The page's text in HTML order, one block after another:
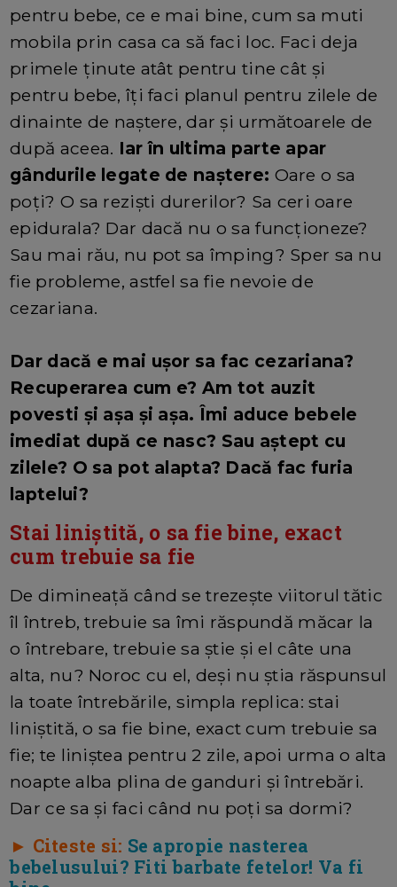
pentru bebe, ce e mai bine, cum sa muti
mobila prin casa ca să faci loc. Faci deja
primele ținute atât pentru tine cât și
pentru bebe, îți faci planul pentru zilele de
dinainte de naștere, dar și următoarele de
după aceea. Iar în ultima parte apar
gândurile legate de naștere: Oare o sa
poți? O sa reziști durerilor? Sa ceri oare
epidurala? Dar dacă nu o sa funcționeze?
Sau mai rău, nu pot sa împing? Sper sa nu
fie probleme, astfel sa fie nevoie de
cezariana.
Dar dacă e mai ușor sa fac cezariana?
Recuperarea cum e? Am tot auzit
povesti și așa și așa. Îmi aduce bebele
imediat după ce nasc? Sau aștept cu
zilele? O sa pot alapta? Dacă fac furia
laptelui?
Stai liniștită, o sa fie bine, exact
cum trebuie sa fie
De dimineață când se trezește viitorul tătic
îl întreb, trebuie sa îmi răspundă măcar la
o întrebare, trebuie sa știe și el câte una
alta, nu? Noroc cu el, deși nu știa răspunsul
la toate întrebările, simpla replica: stai
liniștită, o sa fie bine, exact cum trebuie sa
fie; te liniștea pentru 2 zile, apoi urma o alta
noapte alba plina de ganduri și întrebări.
Dar ce sa și faci când nu poți sa dormi?
► Citeste si: Se apropie nasterea
bebelusului? Fiti barbate fetelor! Va fi